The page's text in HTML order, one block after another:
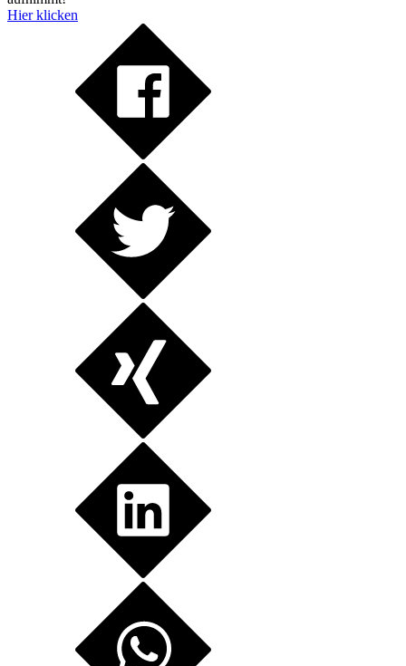
Hier klicken